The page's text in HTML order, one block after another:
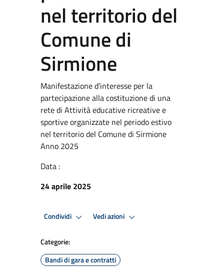
nel territorio del
Comune di
Sirmione
Manifestazione d’interesse per la
partecipazione alla costituzione di una
rete di Attività educative ricreative e
sportive organizzate nel periodo estivo
nel territorio del Comune di Sirmione
Anno 2025
Data :
24 aprile 2025
Condividi Vedi azioni
Categorie:
Bandi di gara e contratti